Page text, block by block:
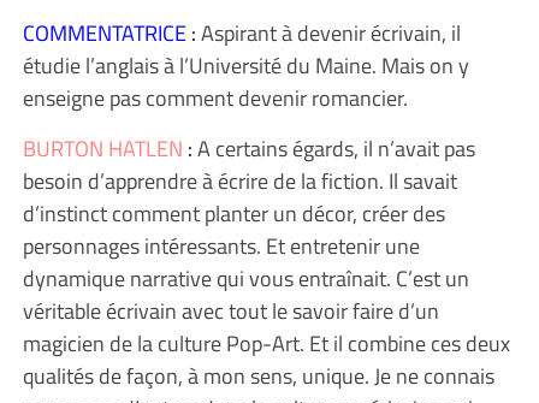
COMMENTATRICE:Aspirant à devenir écrivain, il
étudie l’anglais à l’Université du Maine. Mais on y
enseigne pas comment devenir romancier.
BURTON HATLEN :A certains égards, il n’avait pas
besoin d’apprendre à écrire de la fiction. Il savait
d’instinct comment planter un décor, créer des
personnages intéressants. Et entretenir une
dynamique narrative qui vous entraînait. C’est un
véritable écrivain avec tout le savoir faire d’un
magicien de la culture Pop-Art. Et il combine ces deux
qualités de façon, à mon sens, unique. Je ne connais